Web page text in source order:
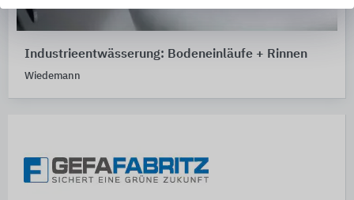
Industrieentwässerung: Bodeneinläufe + Rinnen
Wiedemann